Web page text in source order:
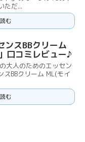
ただ...
む
ンスBBクリーム
口コミレビュー♪
大人のためのエッセン
スBBクリーム ML(モイ
む